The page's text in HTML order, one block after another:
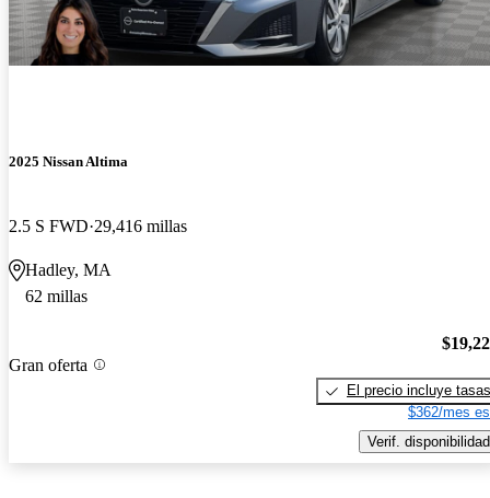
2025 Nissan Altima
2.5 S FWD 29,416 millas
Hadley, MA
62 millas
Gran oferta
El precio incluye tasas
$362/mes
Verif. disponibilidad